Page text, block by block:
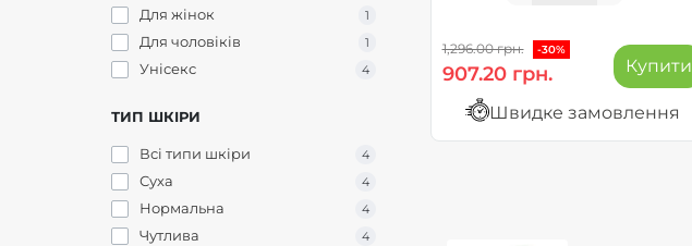
Розгладження 4
Для жінок 1
Для чоловіків 1
Унісекс 4
ТИП ШКІРИ
Всі типи шкіри 4
Суха 4
Нормальна 4
Чутлива 4
1,296.00 грн. -30%
907.20 грн. Купити
Швидке замовлення